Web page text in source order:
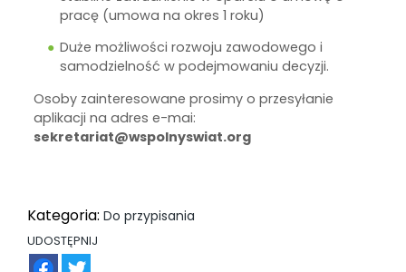
pracę (umowa na okres 1 roku)
Duże możliwości rozwoju zawodowego i
samodzielność w podejmowaniu decyzji.
Osoby zainteresowane prosimy o przesyłanie
aplikacji na adres e-mai:
sekretariat@wspolnyswiat.org
Kategoria: Do przypisania
UDOSTĘPNIJ